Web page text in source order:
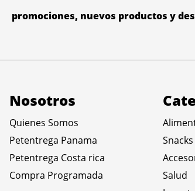
promociones, nuevos productos y
Nosotros
Quienes Somos
Petentrega Panama
Petentrega Costa rica
Compra Programada
Snacks
Salud